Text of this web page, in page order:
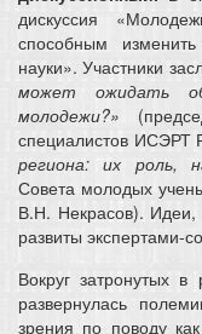
дискуссия
способным
науки». Участники
может ожидать
молодежи?»
специалистов ИСЭРТ
региона: их роль,
Совета молодых
В.Н. Некрасов). Идеи,
развиты экспертами-
Вокруг затронутых в
развернулась
зрения по поводу